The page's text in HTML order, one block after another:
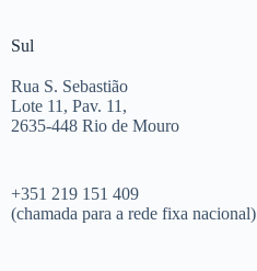
Sul
Rua S. Sebastião
Lote 11, Pav. 11,
2635-448 Rio de Mouro
+351 219 151 409
(chamada para a rede fixa nacional)